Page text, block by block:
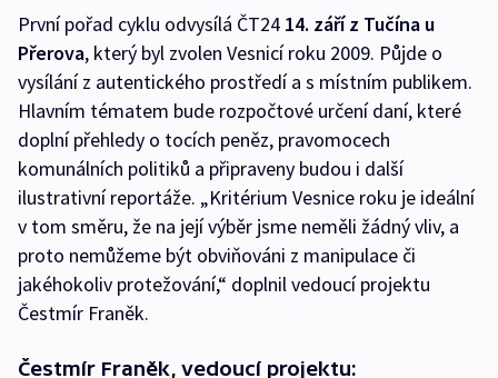
První pořad cyklu odvysílá ČT24 14. září z Tučína u
Přerova, který byl zvolen Vesnicí roku 2009. Půjde o
vysílání z autentického prostředí a s místním publikem.
Hlavním tématem bude rozpočtové určení daní, které
doplní přehledy o tocích peněz, pravomocech
komunálních politiků a připraveny budou i další
ilustrativní reportáže. „Kritérium Vesnice roku je ideální
v tom směru, že na její výběr jsme neměli žádný vliv, a
proto nemůžeme být obviňováni z manipulace či
jakéhokoliv protežování,“ doplnil vedoucí projektu
Čestmír Franěk.
Čestmír Franěk, vedoucí projektu: